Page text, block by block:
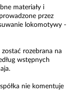
materiały i
przez
lokomotywy -
rozebrana na
wstępnych
nie komentuje